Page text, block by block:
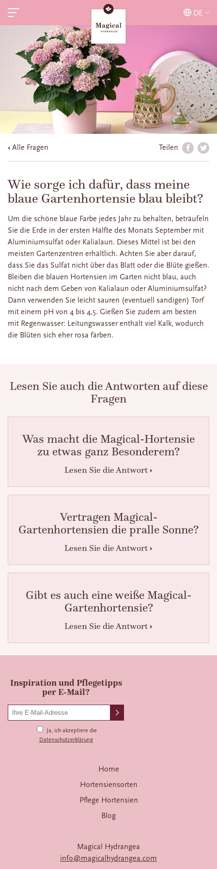
DE
Alle Fragen Teilen
Wie sorge ich dafür, dass meine
blaue Gartenhortensie blau bleibt?
Um die schöne blaue Farbe jedes Jahr zu behalten, beträufeln
Sie die Erde in der ersten Hälfte des Monats September mit
Aluminiumsulfat oder Kalialaun. Dieses Mittel ist bei den
meisten Gartenzentren erhältlich. Achten Sie aber darauf,
dass Sie das Sulfat nicht über das Blatt oder die Blüte gießen.
Bleiben die blauen Hortensien im Garten nicht blau, auch
nicht nach dem Geben von Kalialaun oder Aluminiumsulfat?
Dann verwenden Sie leicht sauren (eventuell sandigen) Torf
mit einem pH von 4 bis 4,5. Gießen Sie zudem am besten
mit Regenwasser: Leitungswasser enthält viel Kalk, wodurch
die Blüten sich eher rosa färben.
Lesen Sie auch die Antworten auf diese
Fragen
Was macht die Magical-Hortensie
zu etwas ganz Besonderem?
Lesen Sie die Antwort
Vertragen Magical-
Gartenhortensien die pralle Sonne?
Lesen Sie die Antwort
Gibt es auch eine weiße Magical-
Gartenhortensie?
Lesen Sie die Antwort
Inspiration und Pflegetipps
per E-Mail?
Ja, ich akzeptiere die
Datenschutzerklärung
Home
Hortensiensorten
Pflege Hortensien
Blog
Magical Hydrangea
info@magicalhydrangea.com